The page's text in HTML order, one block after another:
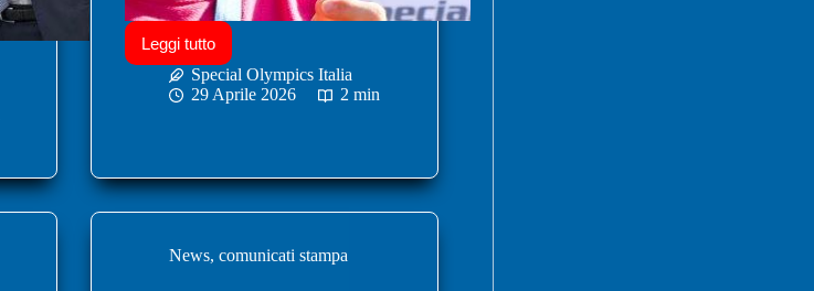
Leggi tutto
Special Olympics Italia
29 Aprile 2026
2 min
News,comunicati stampa